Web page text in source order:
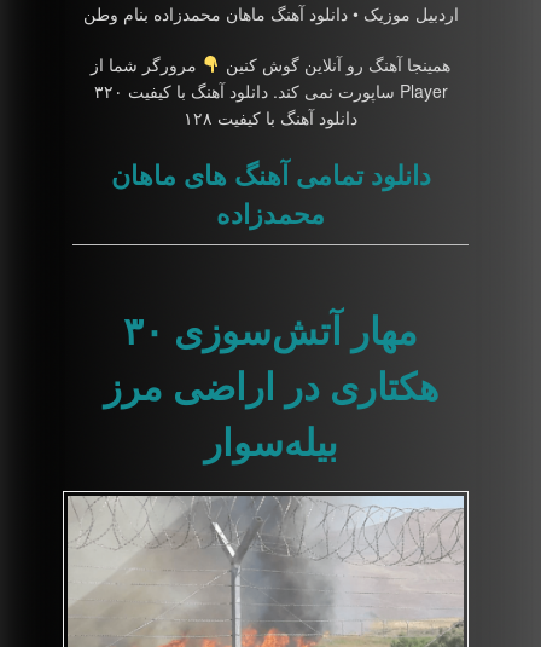
اردبیل موزیک • دانلود آهنگ ماهان محمدزاده بنام وطن
همینجا آهنگ رو آنلاین گوش کنین
مرورگر شما از
Player ساپورت نمی کند. دانلود آهنگ با کیفیت ۳۲۰
دانلود آهنگ با کیفیت ۱۲۸
دانلود تمامی آهنگ های ماهان
محمدزاده
مهار آتش‌سوزی ۳۰
هکتاری در اراضی مرز
بیله‌سوار